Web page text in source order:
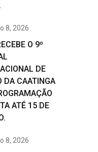
8, 2026
O 9º
DE
DA CAATINGA
ATÉ 15 DE
8, 2026